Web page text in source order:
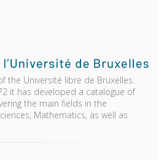
the Université libre de Bruxelles.
it has developed a catalogue of
the main fields in the
Mathematics, as well as